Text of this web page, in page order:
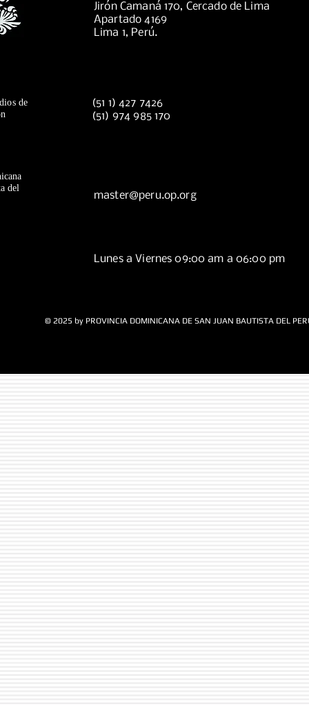
Jirón Camaná 170, Cercado de Lima
Apartado 4169
Lima 1, Perú.
de
(51 1) 427 7426
(51) 974 985 170
del
master@peru.op.org
Lunes a Viernes 09:00 am a 06:00 pm
© 2025 by PROVINCIA DOMINICANA DE SAN JUAN BAUTISTA DEL